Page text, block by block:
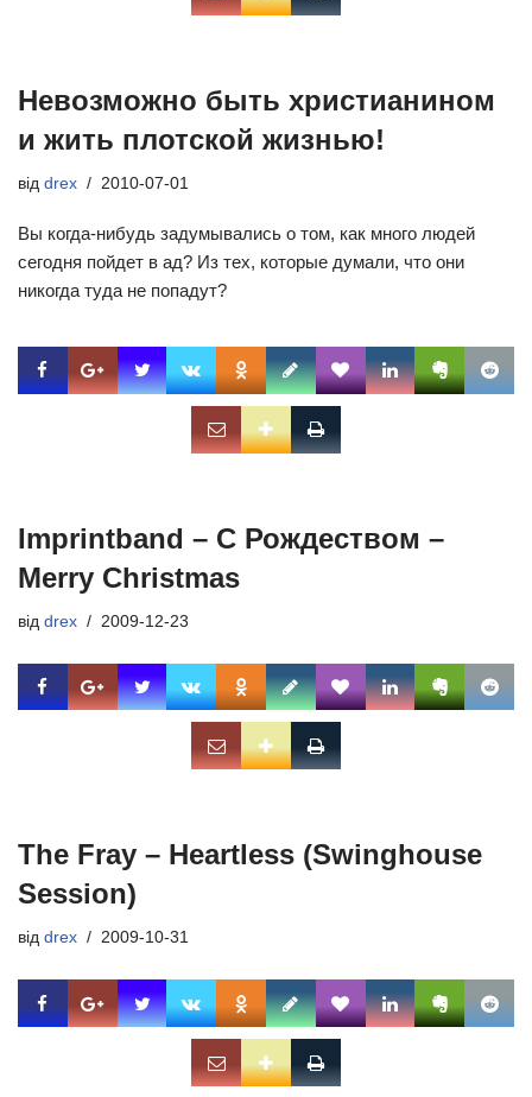
Невозможно быть христианином
и жить плотской жизнью!
від drex 2010-07-01
Вы когда-нибудь задумывались о том, как много людей
сегодня пойдет в ад? Из тех, которые думали, что они
никогда туда не попадут?
Imprintband – С Рождеством –
Merry Christmas
від drex 2009-12-23
The Fray – Heartless (Swinghouse
Session)
від drex 2009-10-31